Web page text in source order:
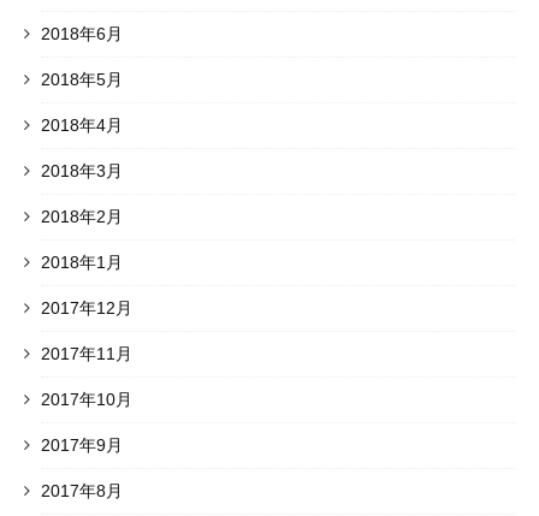
2018年6月
2018年5月
2018年4月
2018年3月
2018年2月
2018年1月
2017年12月
2017年11月
2017年10月
2017年9月
2017年8月